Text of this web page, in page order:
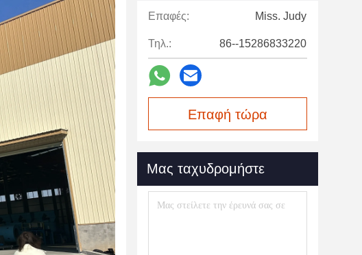
Επαφές: Miss. Judy
Τηλ.: 86--15286833220
Επαφή τώρα
Μας ταχυδρομήστε